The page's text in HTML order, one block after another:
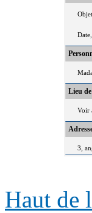
Lieu
Voir
3,
Haut de